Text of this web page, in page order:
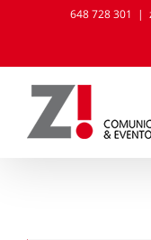
content
648 728 301 |